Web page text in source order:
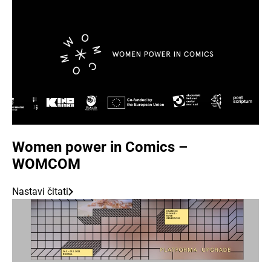
Women power in Comics –
WOMCOM
Nastavi čitati